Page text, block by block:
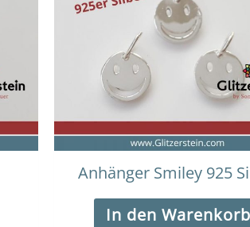
Anhänger Smiley 925
In den Warenkorb